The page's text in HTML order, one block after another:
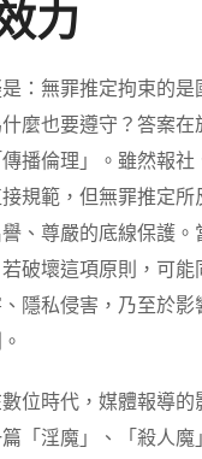
力
：無罪推定拘束的
麼也要遵守？答案在
播倫理」。雖然報社
規範，但無罪推定
、尊嚴的底線保護。
破壞這項原則，可
隱私侵害，乃至於
位時代，媒體報導的
「淫魔」、「殺人魔